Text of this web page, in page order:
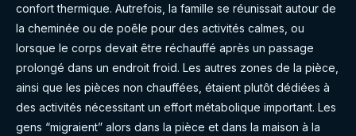
confort thermique. Autrefois, la famille se réunissait autour de
la cheminée ou de poêle pour des activités calmes, ou
lorsque le corps devait être réchauffé après un passage
prolongé dans un endroit froid. Les autres zones de la pièce,
ainsi que les pièces non chauffées, étaient plutôt dédiées à
des activités nécessitant un effort métabolique important. Les
gens “migraient” alors dans la pièce et dans la maison à la